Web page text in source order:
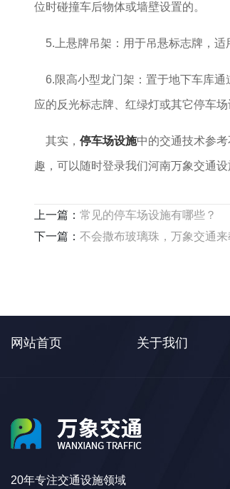
位时碰撞车后物体或墙壁设置的。
5.上悬牌吊架：用于吊悬标志牌，适
6.限高小型龙门架：置于地下车库通
应的反光标志牌、红绿灯或其它停车场
其实， 停车场设施中的交通技术参
趣，可以随时登录我们河南万象交通
上一篇： 常见的停车场设施有哪些？
下一篇： 不会撒布玻璃珠，万象交通
网站首页 关于我们
20年专注交通设施领域